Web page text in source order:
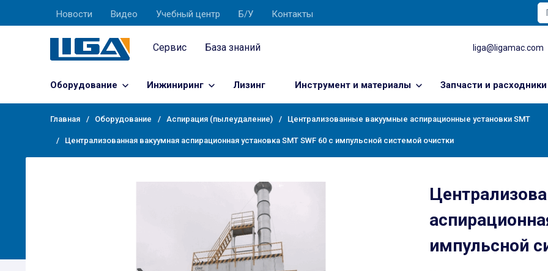
Новости Видео Учебный центр Б/У Контакты
Сервис База знаний liga@ligamac.com
Оборудование Инжиниринг Лизинг Инструмент и материалы Запчасти и расходники
Главная Оборудование Аспирация (пылеудаление) Централизованные вакуумные аспирационные установки SMT
Централизованная вакуумная аспирационная установка SMT SWF 60 с импульсной системой очистки
импульсной